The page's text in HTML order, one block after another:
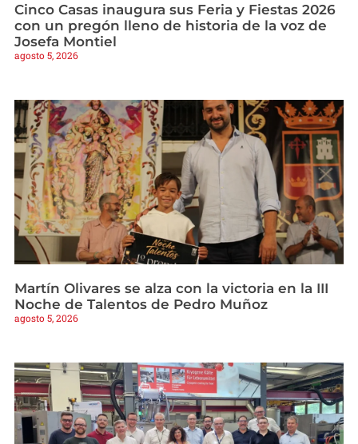
Cinco Casas inaugura sus Feria y Fiestas 2026
con un pregón lleno de historia de la voz de
Josefa Montiel
agosto 5, 2026
Martín Olivares se alza con la victoria en la III
Noche de Talentos de Pedro Muñoz
agosto 5, 2026